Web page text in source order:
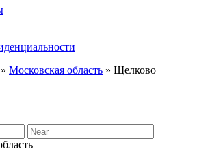
» Московская область » Щелково